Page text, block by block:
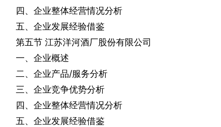
四、企业整体经营情况分析
五、企业发展经验借鉴
第五节 江苏洋河酒厂股份有限公司
一、企业概述
二、企业产品/服务分析
三、企业竞争优势分析
四、企业整体经营情况分析
五、企业发展经验借鉴